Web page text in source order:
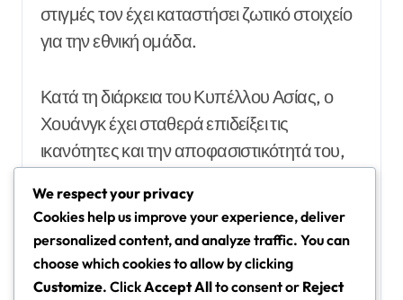
στιγμές τον έχει καταστήσει ζωτικό στοιχείο
για την εθνική ομάδα.
Κατά τη διάρκεια του Κυπέλλου Ασίας, ο
Χουάνγκ έχει σταθερά επιδείξει τις
ικανότητες και την αποφασιστικότητά του,
Νότιας Κορέας στη διοργάνωση. Οι
εμφανίσεις του έχουν όχι μόνο βοηθήσει
στην εξασφάλιση νικών αλλά έχουν επίσης
εδραιώσει τη φήμη του ως μία από τις
We respect your privacy
Cookies help us improve your experience, deliver
personalized content, and analyze traffic. You can
choose which cookies to allow by clicking
Customize. ClickAccept Allto consent or Reject